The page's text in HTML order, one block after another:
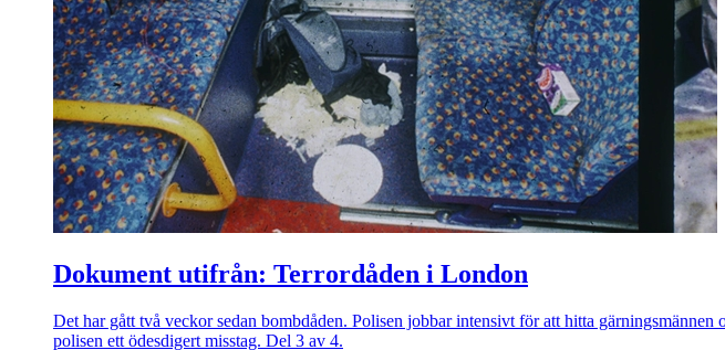
Dokument utifrån: Terrordåden i London
Det har gått två veckor sedan bombdåden. Polisen jobbar intensivt för att hitta
polisen ett ödesdigert misstag. Del 3 av 4.